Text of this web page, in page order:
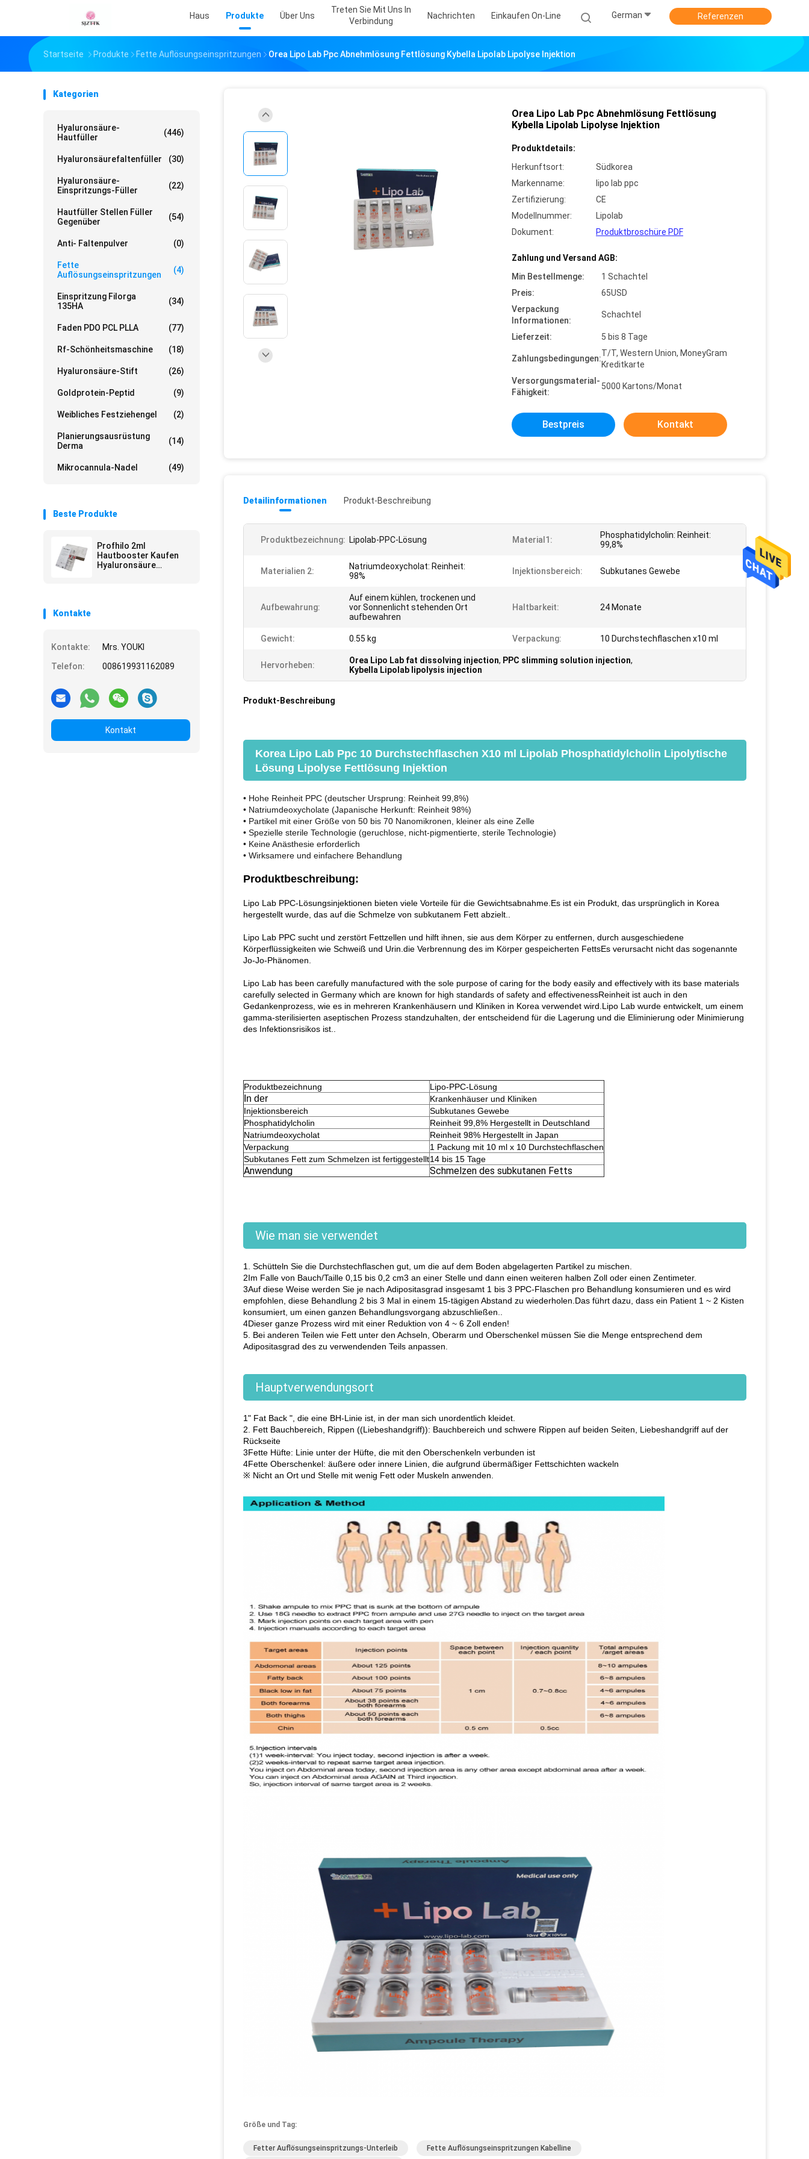
Haus Produkte Über Uns
Treten Sie Mit Uns In
Verbindung
Nachrichten Einkaufen On-Line German Referenzen
Startseite Produkte Fette Auflösungseinspritzungen Orea Lipo Lab Ppc Abnehmlösung Fettlösung Kybella Lipolab Lipolyse Injektion
Kategorien
Hyaluronsäure-
Hautfüller
(446)
Hyaluronsäurefaltenfüller (30)
Hyaluronsäure-
Einspritzungs-Füller
(22)
Hautfüller Stellen Füller
Gegenüber
(54)
Anti- Faltenpulver (0)
Fette
Auflösungseinspritzungen
(4)
Einspritzung Filorga
135HA
(34)
Faden PDO PCL PLLA (77)
Rf-Schönheitsmaschine (18)
Hyaluronsäure-Stift (26)
Goldprotein-Peptid (9)
Weibliches Festziehengel (2)
Planierungsausrüstung
Derma
(14)
Mikrocannula-Nadel (49)
Beste Produkte
Profhilo 2ml
Hautbooster Kaufen
Hyaluronsäure
Kontakte
Kontakte:
Mrs. YOUKI
Telefon:
008619931162089
Kontakt
Orea Lipo Lab Ppc Abnehmlösung Fettlösung
Kybella Lipolab Lipolyse Injektion
Produktdetails:
Herkunftsort:
Südkorea
Markenname:
lipo lab ppc
Zertifizierung:
CE
Modellnummer:
Lipolab
Dokument:
Produktbroschüre PDF
Zahlung und Versand AGB:
Min Bestellmenge:
1 Schachtel
Preis:
65USD
Verpackung
Informationen:
Schachtel
Lieferzeit: 5 bis 8 Tage
Zahlungsbedingungen:
T/T, Western Union, MoneyGram
Kreditkarte
Versorgungsmaterial-
Fähigkeit:
5000 Kartons/Monat
Bestpreis Kontakt
Detailinformationen Produkt-Beschreibung
Produktbezeichnung: Lipolab-PPC-Lösung Material1:
Phosphatidylcholin: Reinheit:
99,8%
Materialien 2:
Natriumdeoxycholat: Reinheit:
98%
Injektionsbereich: Subkutanes Gewebe
Aufbewahrung:
Auf einem kühlen, trockenen und
vor Sonnenlicht stehenden Ort
aufbewahren
Haltbarkeit: 24 Monate
Gewicht: 0.55 kg Verpackung: 10 Durchstechflaschen x10 ml
Hervorheben: Orea Lipo Lab fat dissolving injection, PPC slimming solution injection,
Kybella Lipolab lipolysis injection
Produkt-Beschreibung
Korea Lipo Lab Ppc 10 Durchstechflaschen X10 ml Lipolab Phosphatidylcholin Lipolytische
Lösung Lipolyse Fettlösung Injektion
• Hohe Reinheit PPC (deutscher Ursprung: Reinheit 99,8%)
• Natriumdeoxycholate (Japanische Herkunft: Reinheit 98%)
• Partikel mit einer Größe von 50 bis 70 Nanomikronen, kleiner als eine Zelle
• Spezielle sterile Technologie (geruchlose, nicht-pigmentierte, sterile Technologie)
• Keine Anästhesie erforderlich
• Wirksamere und einfachere Behandlung
Produktbeschreibung:
Lipo Lab PPC-Lösungsinjektionen bieten viele Vorteile für die Gewichtsabnahme.Es ist ein Produkt, das ursprünglich in Korea
hergestellt wurde, das auf die Schmelze von subkutanem Fett abzielt..
Lipo Lab PPC sucht und zerstört Fettzellen und hilft ihnen, sie aus dem Körper zu entfernen, durch ausgeschiedene
Körperflüssigkeiten wie Schweiß und Urin.die Verbrennung des im Körper gespeicherten FettsEs verursacht nicht das sogenannte
Jo-Jo-Phänomen.
Lipo Lab has been carefully manufactured with the sole purpose of caring for the body easily and effectively with its base materials
carefully selected in Germany which are known for high standards of safety and effectivenessReinheit ist auch in den
Gedankenprozess, wie es in mehreren Krankenhäusern und Kliniken in Korea verwendet wird.Lipo Lab wurde entwickelt, um einem
gamma-sterilisierten aseptischen Prozess standzuhalten, der entscheidend für die Lagerung und die Eliminierung oder Minimierung
des Infektionsrisikos ist..
Produktbezeichnung Lipo-PPC-Lösung
In der
Krankenhäuser und Kliniken
Injektionsbereich
Subkutanes Gewebe
Phosphatidylcholin
Reinheit 99,8% Hergestellt in Deutschland
Natriumdeoxycholat
Reinheit 98% Hergestellt in Japan
Verpackung
1 Packung mit 10 ml x 10 Durchstechflaschen
Subkutanes Fett zum Schmelzen ist fertiggestellt14 bis 15 Tage
Anwendung Schmelzen des subkutanen Fetts
Wie man sie verwendet
1. Schütteln Sie die Durchstechflaschen gut, um die auf dem Boden abgelagerten Partikel zu mischen.
2Im Falle von Bauch/Taille 0,15 bis 0,2 cm3 an einer Stelle und dann einen weiteren halben Zoll oder einen Zentimeter.
3Auf diese Weise werden Sie je nach Adipositasgrad insgesamt 1 bis 3 PPC-Flaschen pro Behandlung konsumieren und es wird
empfohlen, diese Behandlung 2 bis 3 Mal in einem 15-tägigen Abstand zu wiederholen.Das führt dazu, dass ein Patient 1 ~ 2 Kisten
konsumiert, um einen ganzen Behandlungsvorgang abzuschließen..
4Dieser ganze Prozess wird mit einer Reduktion von 4 ~ 6 Zoll enden!
5. Bei anderen Teilen wie Fett unter den Achseln, Oberarm und Oberschenkel müssen Sie die Menge entsprechend dem
Adipositasgrad des zu verwendenden Teils anpassen.
Hauptverwendungsort
1" Fat Back ", die eine BH-Linie ist, in der man sich unordentlich kleidet.
2. Fett Bauchbereich, Rippen ((Liebeshandgriff)): Bauchbereich und schwere Rippen auf beiden Seiten, Liebeshandgriff auf der
Rückseite
3Fette Hüfte: Linie unter der Hüfte, die mit den Oberschenkeln verbunden ist
4Fette Oberschenkel: äußere oder innere Linien, die aufgrund übermäßiger Fettschichten wackeln
※ Nicht an Ort und Stelle mit wenig Fett oder Muskeln anwenden.
Größe und Tag:
Fetter Auflösungseinspritzungs-Unterleib Fette Auflösungseinspritzungen Kabelline